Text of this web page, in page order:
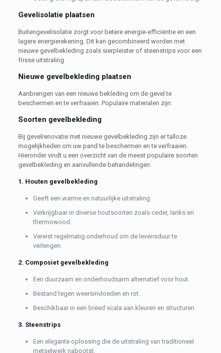
Gevelisolatie plaatsen
Buitengevelisolatie zorgt voor betere energie-efficiëntie en een
lagere energierekening. Dit kan gecombineerd worden met
nieuwe gevelbekleding zoals sierpleister of steenstrips voor een
frisse uitstraling.
Nieuwe gevelbekleding plaatsen
Aanbrengen van een nieuwe bekleding om de gevel te
beschermen en te verfraaien. Populaire materialen zijn:
Soorten gevelbekleding
Bij gevelrenovatie met nieuwe gevelbekleding zijn er talloze
mogelijkheden om uw pand te beschermen en te verfraaien.
Hieronder vindt u een overzicht van de meest populaire soorten
gevelbekleding en aanvullende behandelingen:
1. Houten gevelbekleding
Geeft een warme en natuurlijke uitstraling.
Verkrijgbaar in diverse houtsoorten zoals ceder, lariks en
thermowood.
Vereist regelmatig onderhoud om de levensduur te
verlengen.
2. Composiet gevelbekleding
Een duurzaam en onderhoudsarm alternatief voor hout.
Bestand tegen weersinvloeden en rot.
Beschikbaar in een breed scala aan kleuren en structuren.
3. Steenstrips
Een elegante oplossing die de uitstraling van traditioneel
metselwerk nabootst.